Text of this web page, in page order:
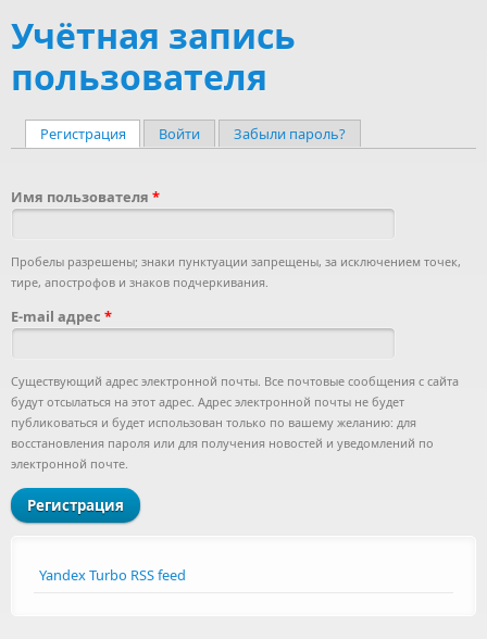
Учётная запись
пользователя
Регистрация (активная вкладка)
Войти Забыли пароль?
Имя пользователя *
Пробелы разрешены; знаки пунктуации запрещены, за исключением точек,
тире, апострофов и знаков подчеркивания.
E-mail адрес *
Существующий адрес электронной почты. Все почтовые сообщения с сайта
будут отсылаться на этот адрес. Адрес электронной почты не будет
публиковаться и будет использован только по вашему желанию: для
восстановления пароля или для получения новостей и уведомлений по
электронной почте.
Yandex Turbo RSS feed